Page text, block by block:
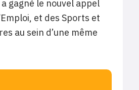
gagné le nouvel appel
et des Sports et
au sein d’une même